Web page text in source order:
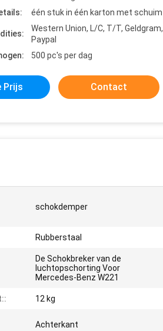
één stuk in één karton met schuim
Western Union, L/C, T/T, Geldgram,
Paypal
500 pc's per dag
Prijs Contact
schokdemper
Rubberstaal
De Schokbreker van de
luchtopschorting Voor
Mercedes-Benz W221
12 kg
Achterkant